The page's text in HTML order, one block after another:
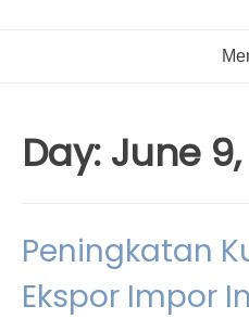
Day: June
Peningkatan
Ekspor Impor